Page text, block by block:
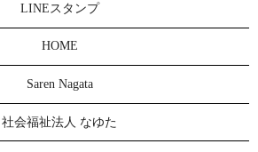
LINEスタンプ
HOME
Saren Nagata
社会福祉法人 なゆた